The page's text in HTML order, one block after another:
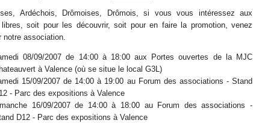
Ardéchois, Drômoises, Drômois, si vous vous intéressez aux
libres, soit pour les découvrir, soit pour en faire la promotion, venez
notre association.
08/09/2007 de 14:00 à 18:00 aux Portes ouvertes de la MJC
à Valence (où se situe le local G3L)
15/09/2007 de 14:00 à 19:00 au Forum des associations - Stand
- Parc des expositions à Valence
16/09/2007 de 14:00 à 18:00 au Forum des associations -
D12 - Parc des expositions à Valence